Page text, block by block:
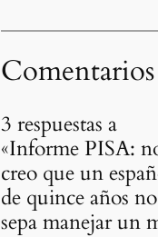
Comentarios
3 respuestas a
«Informe PISA:
creo que un
de quince años no
sepa manejar un